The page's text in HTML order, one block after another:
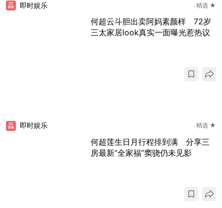
即时娱乐 精选 ★
何超云斗胆出卖阿妈素颜样 72岁
三太家居look真实一面曝光惹热议
即时娱乐 精选 ★
何超莲生日月行程排到满 分享三
房最新“全家福”窦骁仍未见影